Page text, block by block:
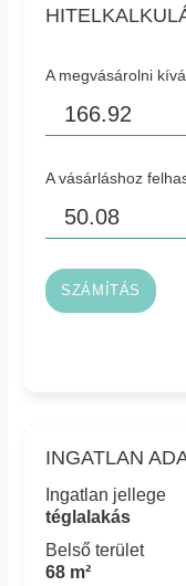
A megvásárolni
A vásárláshoz
SZÁMÍTÁS
INGATLAN
Ingatlan jellege
téglalakás
Belső terület
68 m²